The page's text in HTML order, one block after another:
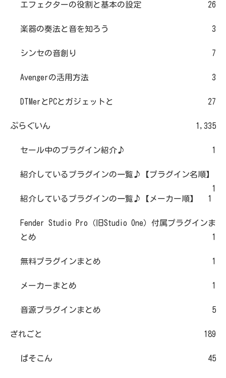
エフェクターの役割と基本の設定 26
楽器の奏法と音を知ろう 3
シンセの音創り 7
Avengerの活用方法 3
DTMerとPCとガジェットと 27
ぷらぐいん 1,335
セール中のプラグイン紹介♪ 1
紹介しているプラグインの一覧♪【プラグイン名順】
1
紹介しているプラグインの一覧♪【メーカー順】
1
Fender Studio Pro（旧Studio One）付属プラグインま
とめ
1
無料プラグインまとめ 1
メーカーまとめ 1
音源プラグインまとめ 5
ざれごと 189
ぱそこん 45